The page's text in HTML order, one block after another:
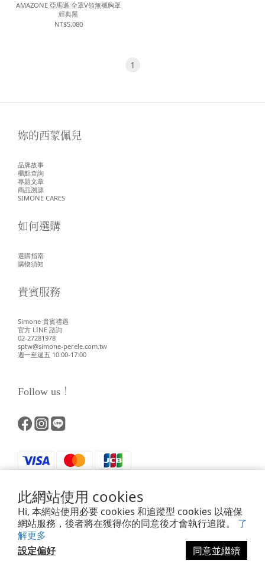
此網站使用 cookies
Hi, 本網站使用必要 cookies 和追蹤型 cookies 以確保
網站服務，後者將在獲得你的同意後才會執行追蹤。 了
解更多
設定偏好
同意並繼續
AMAZONE 亞馬遜 全罩V領無襯胸罩
經典黑
NT$5,080
1
妳的西蒙佩兒
品牌故事
櫃點查詢
專題文章
商品溯源
SIMONE CARES
如何選購
選購指南
購物須知
貴賓服務
Simone 貴賓禮遇
官方 LINE 諮詢
02-27281978
sptw@simone-perele.com.tw
週一至週五 10:00-17:00
Follow us！
Powered by SHOPLINE